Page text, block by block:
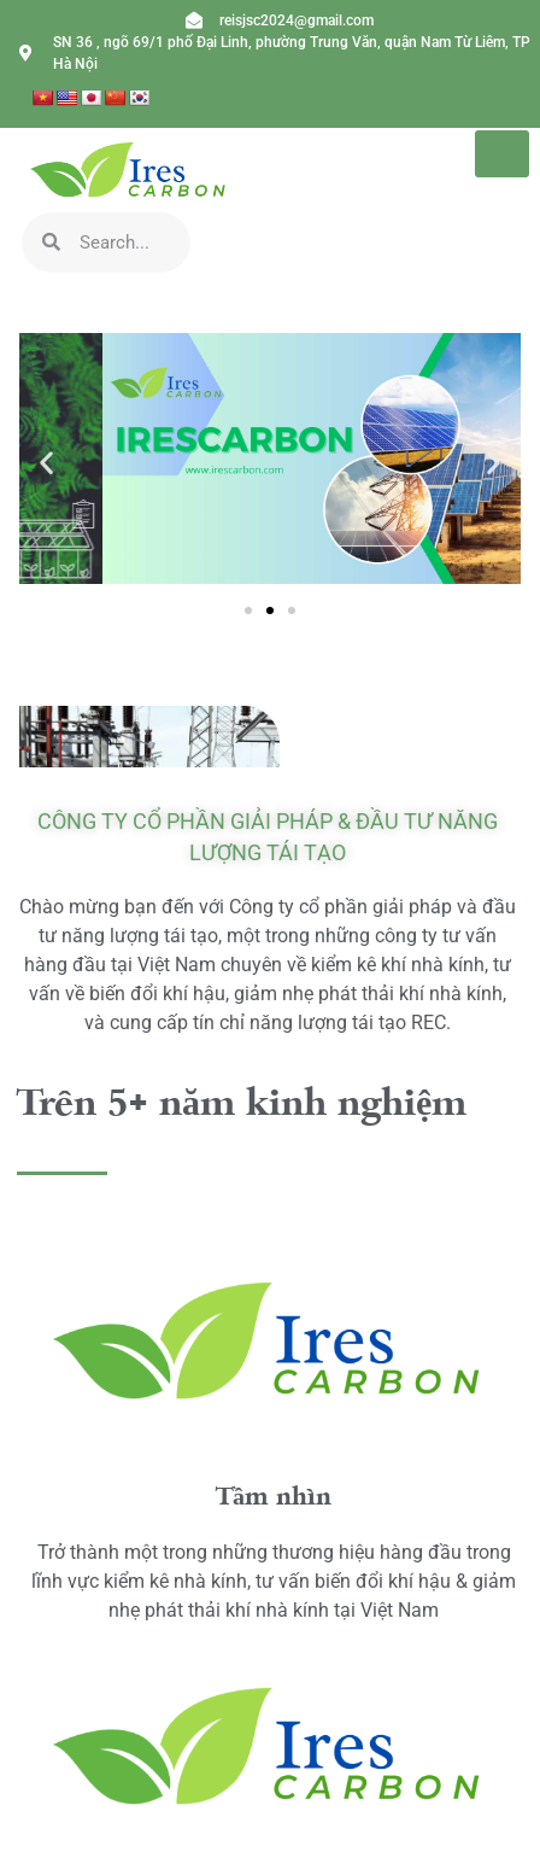
reisjsc2024@gmail.com
SN 36 , ngõ 69/1 phố Đại Linh, phường Trung Văn, quận Nam Từ Liêm, TP
Hà Nội
CÔNG TY CỔ PHẦN GIẢI PHÁP & ĐẦU TƯ NĂNG
LƯỢNG TÁI TẠO
Chào mừng bạn đến với Công ty cổ phần giải pháp và đầu
tư năng lượng tái tạo, một trong những công ty tư vấn
hàng đầu tại Việt Nam chuyên về kiểm kê khí nhà kính, tư
vấn về biến đổi khí hậu, giảm nhẹ phát thải khí nhà kính,
và cung cấp tín chỉ năng lượng tái tạo REC.
Trên 5+ năm kinh nghiệm
Tầm nhìn
Trở thành một trong những thương hiệu hàng đầu trong
lĩnh vực kiểm kê nhà kính, tư vấn biến đổi khí hậu & giảm
nhẹ phát thải khí nhà kính tại Việt Nam